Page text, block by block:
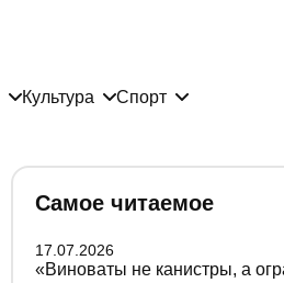
Культура Спорт
Самое читаемое
17.07.2026
«Виноваты не канистры, а